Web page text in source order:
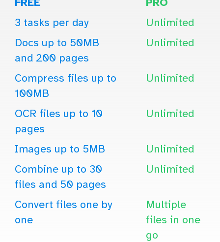
FREE
PRO
3 tasks per day
Unlimited
Docs up to 50MB
and 200 pages
Unlimited
Compress files up to
100MB
Unlimited
OCR files up to 10
pages
Unlimited
Images up to 5MB
Unlimited
Combine up to 30
files and 50 pages
Unlimited
Convert files one by
one
Multiple
files in one
go